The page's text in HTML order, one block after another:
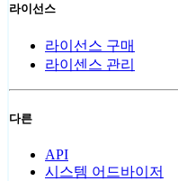
라이선스
라이선스 구매
라이센스 관리
다른
API
시스템 어드바이저